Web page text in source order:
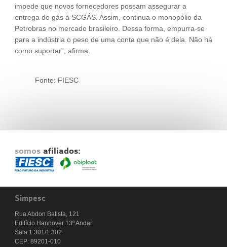
impede que novos fornecedores possam assegurar a
entrega do gás à SCGÁS. Assim, continua o monopólio da
Petrobras no mercado brasileiro. Dessa forma, empurra-se
para a indústria o peso de uma conta que não é dela. Não há
como suportar”, afirma.
Fonte: FIESC
somos afiliados:
Simpesc
Rua Abdon Batista, 121
Edifício Hannover 13º Andar
Sala 1.301/1.302
CEP: 89201-010